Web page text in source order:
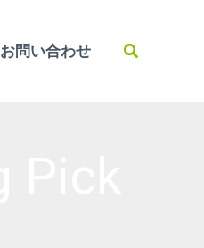
お問い合わせ
検